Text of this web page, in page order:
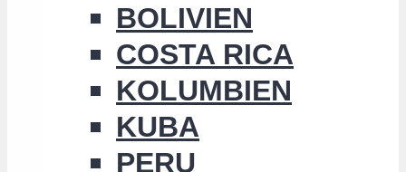
BOLIVIEN
COSTA RICA
KOLUMBIEN
KUBA
PERU